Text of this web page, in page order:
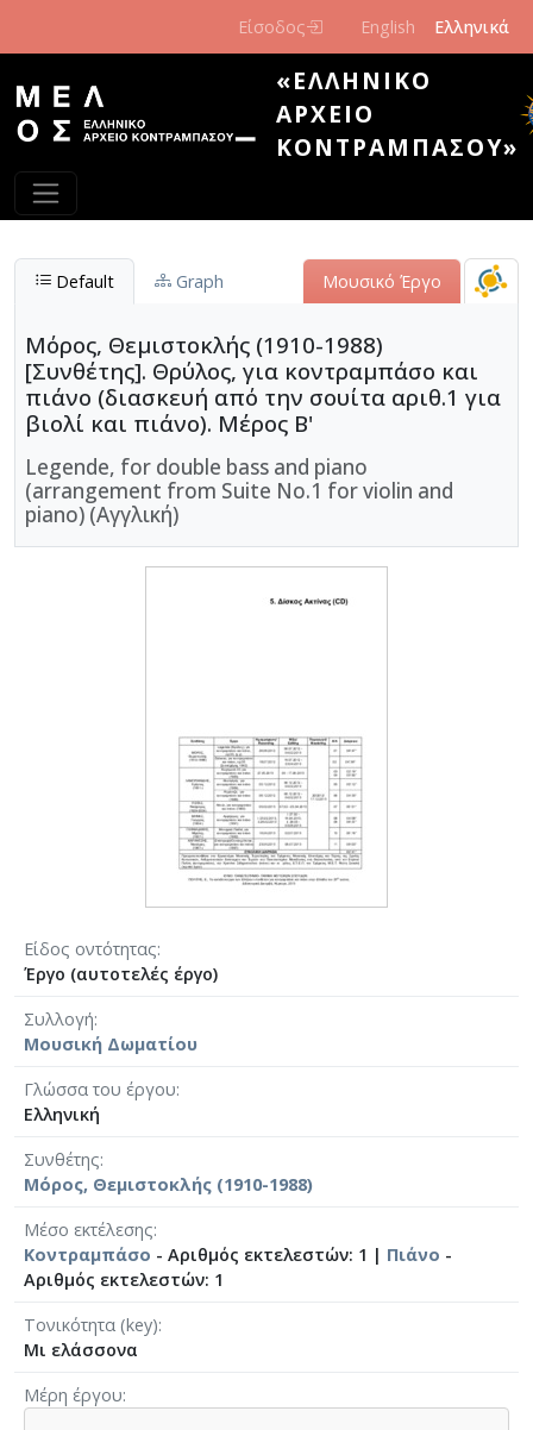
Είσοδος English Ελληνικά
«ΕΛΛΗΝΙΚΌ
ΑΡΧΕΊΟ
ΚΟΝΤΡΑΜΠΆΣΟΥ»
Default Graph Μουσικό Έργο
Μόρος, Θεμιστοκλής (1910-1988)
[Συνθέτης]. Θρύλος, για κοντραμπάσο και
πιάνο (διασκευή από την σουίτα αριθ.1 για
βιολί και πιάνο). Μέρος Β'
Legende, for double bass and piano
(arrangement from Suite No.1 for violin and
piano) (Αγγλική)
Είδος οντότητας
Έργο (αυτοτελές έργο)
Συλλογή
Μουσική Δωματίου
Γλώσσα του έργου
Ελληνική
Συνθέτης
Μόρος, Θεμιστοκλής (1910-1988)
Μέσο εκτέλεσης
Κοντραμπάσο - Αριθμός εκτελεστών: 1 | Πιάνο -
Αριθμός εκτελεστών: 1
Τονικότητα (key)
Μι ελάσσονα
Μέρη έργου